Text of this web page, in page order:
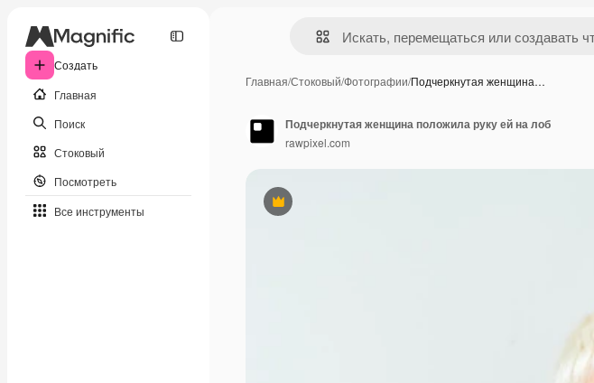
Создать
Главная
Поиск
Стоковый
Посмотреть
Все инструменты
Главная/Стоковый/Фотографии/Подчеркнутая женщина…
Премиум
Подчеркнутая женщина положила руку ей на лоб
rawpixel.com